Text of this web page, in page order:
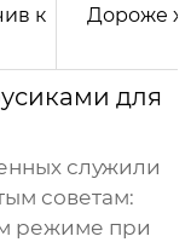
к
Дороже
для
служили
советам:
режиме при